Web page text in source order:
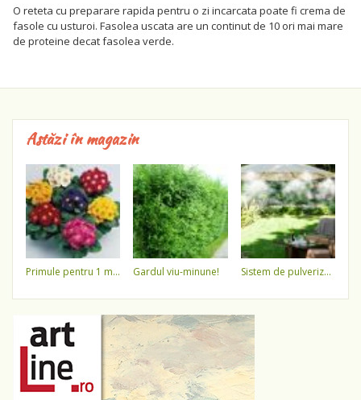
O reteta cu preparare rapida pentru o zi incarcata poate fi crema de
fasole cu usturoi. Fasolea uscata are un continut de 10 ori mai mare
de proteine decat fasolea verde.
Astăzi în magazin
primule pentru 1 martie 3,5 lei / ghiveci !!!! gardul viu-minune! sistem de pulverizare a apei